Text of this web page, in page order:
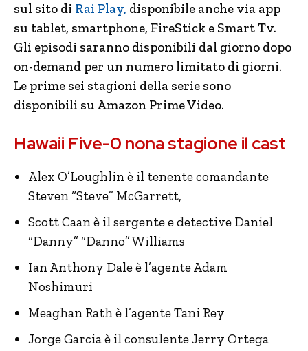
sul sito di Rai Play, disponibile anche via app
su tablet, smartphone, FireStick e Smart Tv.
Gli episodi saranno disponibili dal giorno dopo
on-demand per un numero limitato di giorni.
Le prime sei stagioni della serie sono
disponibili su Amazon Prime Video.
Hawaii Five-0 nona stagione il cast
Alex O’Loughlin è il tenente comandante
Steven “Steve” McGarrett,
Scott Caan è il sergente e detective Daniel
“Danny” “Danno” Williams
Ian Anthony Dale è l’agente Adam
Noshimuri
Meaghan Rath è l’agente Tani Rey
Jorge Garcia è il consulente Jerry Ortega